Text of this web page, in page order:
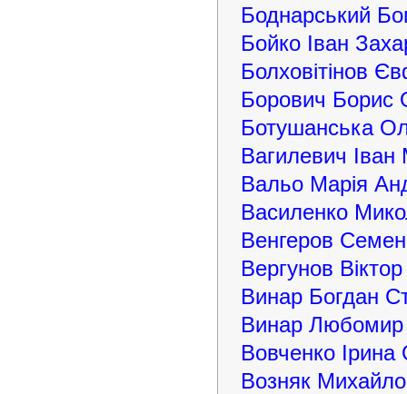
Боднарський
Бойко Іван
Болховітінов
Борович Борис
Ботушанська
Вагилевич
Вальо Марія
Василенко
Венгеров
Вергунов
Винар Богдан
Винар Любомир
Вовченко Ірина
Возняк